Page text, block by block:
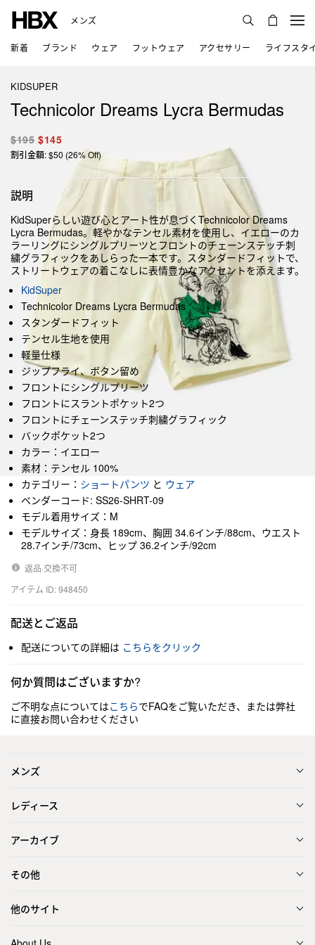
メンズ
新着 ブランド ウェア フットウェア アクセサリー ライフスタ
KIDSUPER
Technicolor Dreams Lycra Bermudas
$195 $145
割引金額: $50 (26% Off)
説明
KidSuperらしい遊び心とアート性が息づくTechnicolor Dreams
Lycra Bermudas。軽やかなテンセル素材を使用し、イエローのカ
ラーリングにシングルプリーツとフロントのチェーンステッチ刺
繍グラフィックをあしらった一本です。スタンダードフィットで、
ストリートウェアの着こなしに表情豊かなアクセントを添えます。
KidSuper
Technicolor Dreams Lycra Bermudas
スタンダードフィット
テンセル生地を使用
軽量仕様
ジップフライ、ボタン留め
フロントにシングルプリーツ
フロントにスラントポケット2つ
フロントにチェーンステッチ刺繍グラフィック
バックポケット2つ
カラー：イエロー
素材：テンセル 100%
カテゴリー： ショートパンツ と ウェア
ベンダーコード: SS26-SHRT-09
モデル着用サイズ：M
モデルサイズ：身長 189cm、胸囲 34.6インチ/88cm、ウエスト
28.7インチ/73cm、ヒップ 36.2インチ/92cm
返品·交換不可
アイテム ID: 948450
配送とご返品
配送についての詳細は こちらをクリック
何か質問はございますか?
ご不明な点についてはこちらでFAQをご覧いただき、または弊社
に直接お問い合わせください
メンズ
レディース
アーカイブ
その他
他のサイト